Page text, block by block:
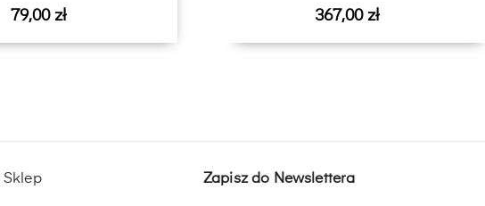
Cena
79,00 zł Cena
367,00 zł
Sklep Zapisz do Newslettera